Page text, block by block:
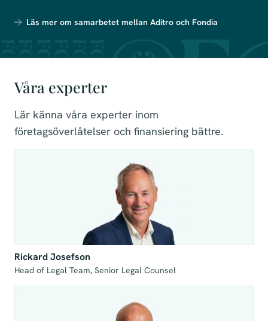
Läs mer om samarbetet mellan Aditro och Fondia
Våra experter
Lär känna våra experter inom
företagsöverlåtelser och finansiering bättre.
Rickard Josefson
Head of Legal Team, Senior Legal Counsel